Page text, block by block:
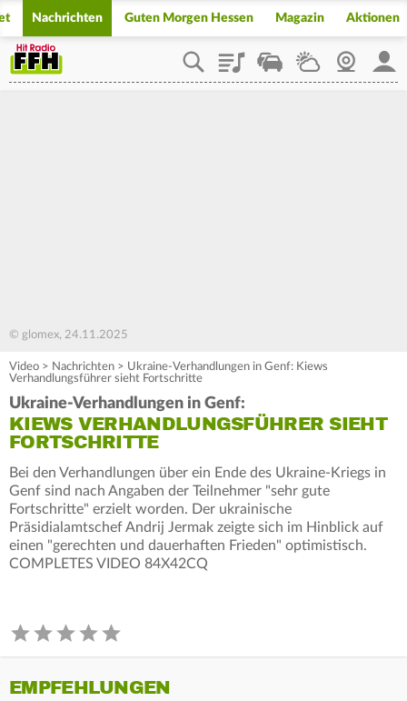
Nachrichten Guten Morgen Hessen Magazin Aktionen
PlaylistStaupilotWetterWebcam
© glomex, 24.11.2025
Video > Nachrichten > Ukraine-Verhandlungen in Genf: Kiews
Verhandlungsführer sieht Fortschritte
Ukraine-Verhandlungen in Genf:
KIEWS VERHANDLUNGSFÜHRER SIEHT
FORTSCHRITTE
Bei den Verhandlungen über ein Ende des Ukraine-Kriegs in
Genf sind nach Angaben der Teilnehmer "sehr gute
Fortschritte" erzielt worden. Der ukrainische
Präsidialamtschef Andrij Jermak zeigte sich im Hinblick auf
einen "gerechten und dauerhaften Frieden" optimistisch.
COMPLETES VIDEO 84X42CQ
EMPFEHLUNGEN